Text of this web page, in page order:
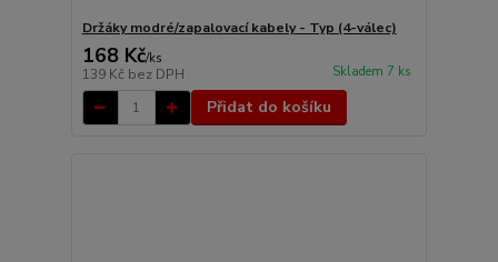
Držáky modré/zapalovací kabely - Typ (4-válec)
168 Kč/ks
139 Kč bez DPH Skladem 7 ks
Přidat do košíku